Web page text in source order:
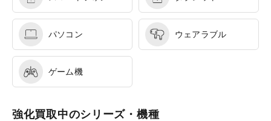
パソコン ウェアラブル
ゲーム機
強化買取中のシリーズ・機種